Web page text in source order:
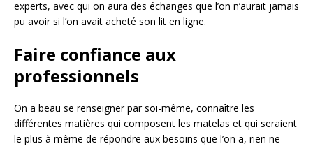
experts, avec qui on aura des échanges que l’on n’aurait jamais
pu avoir si l’on avait acheté son lit en ligne.
Faire confiance aux
professionnels
On a beau se renseigner par soi-même, connaître les
différentes matières qui composent les matelas et qui seraient
le plus à même de répondre aux besoins que l’on a, rien ne